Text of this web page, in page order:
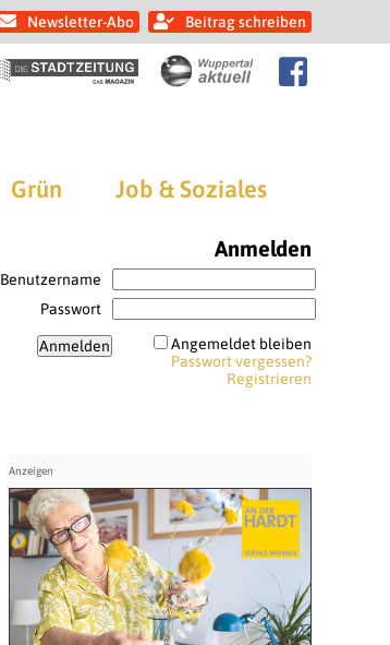
Newsletter-Abo Beitrag schreiben
Grün Job & Soziales
Anmelden
Benutzername
Passwort
Angemeldet bleiben
Passwort vergessen?
Registrieren